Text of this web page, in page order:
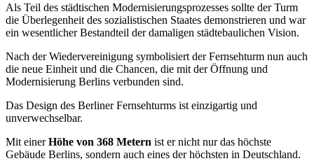
Als Teil des städtischen Modernisierungsprozesses sollte der Turm
die Überlegenheit des sozialistischen Staates demonstrieren und war
ein wesentlicher Bestandteil der damaligen städtebaulichen Vision.
Nach der Wiedervereinigung symbolisiert der Fernsehturm nun auch
die neue Einheit und die Chancen, die mit der Öffnung und
Modernisierung Berlins verbunden sind.
Das Design des Berliner Fernsehturms ist einzigartig und
unverwechselbar.
Mit einerHöhe von 368 Metern ist er nicht nur das höchste
Gebäude Berlins, sondern auch eines der höchsten in Deutschland.